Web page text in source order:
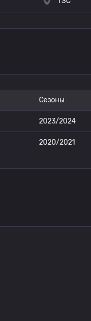
Сезоны
2023/2024
2020/2021